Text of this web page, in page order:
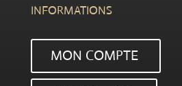
INFORMATIONS
MON COMPTE